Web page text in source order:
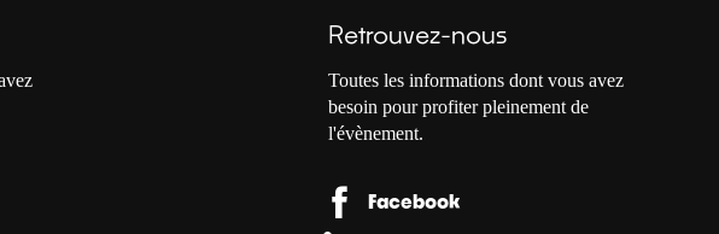
Retrouvez-nous
Toutes les informations dont vous avez
besoin pour profiter pleinement de
l'évènement.
Facebook